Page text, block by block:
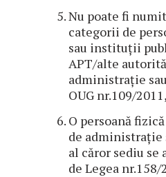
Nu poate fi
categorii de
sau instituții
APT/alte
administrație
OUG nr.109/
O persoană
de administrație
al căror sediu
de Legea nr.158/